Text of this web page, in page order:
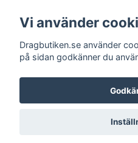
© 2026
Vi använder
Dragbutiken.se använder
på sidan godkänner du